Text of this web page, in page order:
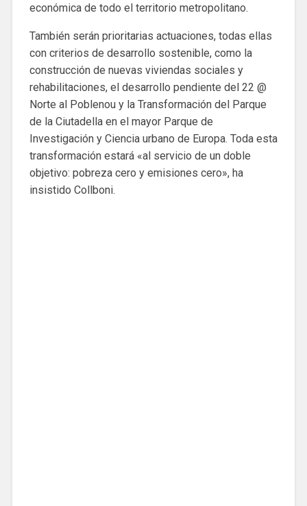
económica de todo el territorio metropolitano.
También serán prioritarias actuaciones, todas ellas
con criterios de desarrollo sostenible, como la
construcción de nuevas viviendas sociales y
rehabilitaciones, el desarrollo pendiente del 22 @
Norte al Poblenou y la Transformación del Parque
de la Ciutadella en el mayor Parque de
Investigación y Ciencia urbano de Europa. Toda esta
transformación estará «al servicio de un doble
objetivo: pobreza cero y emisiones cero», ha
insistido Collboni.